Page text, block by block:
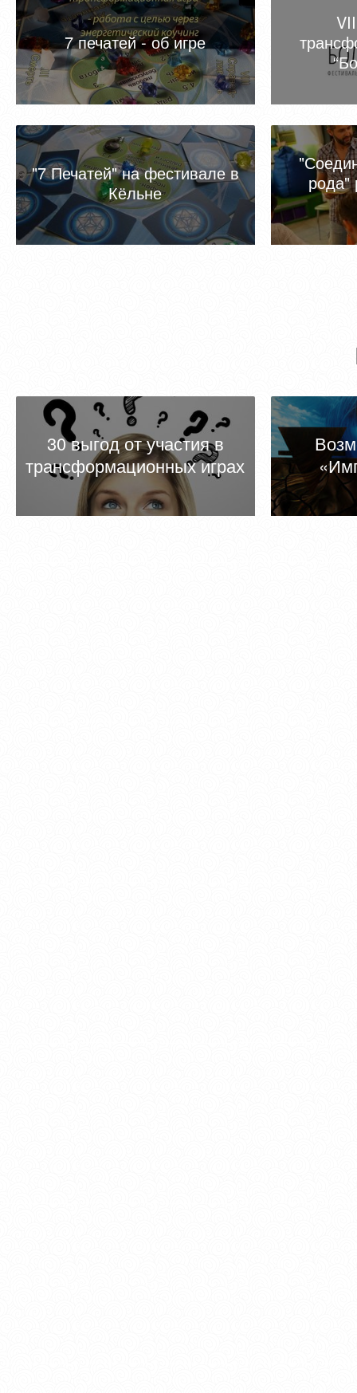
7 печатей - об игре
"7 Печатей" на фестивале в
Кёльне
рода"
30 выгод от участия в
трансформационных играх